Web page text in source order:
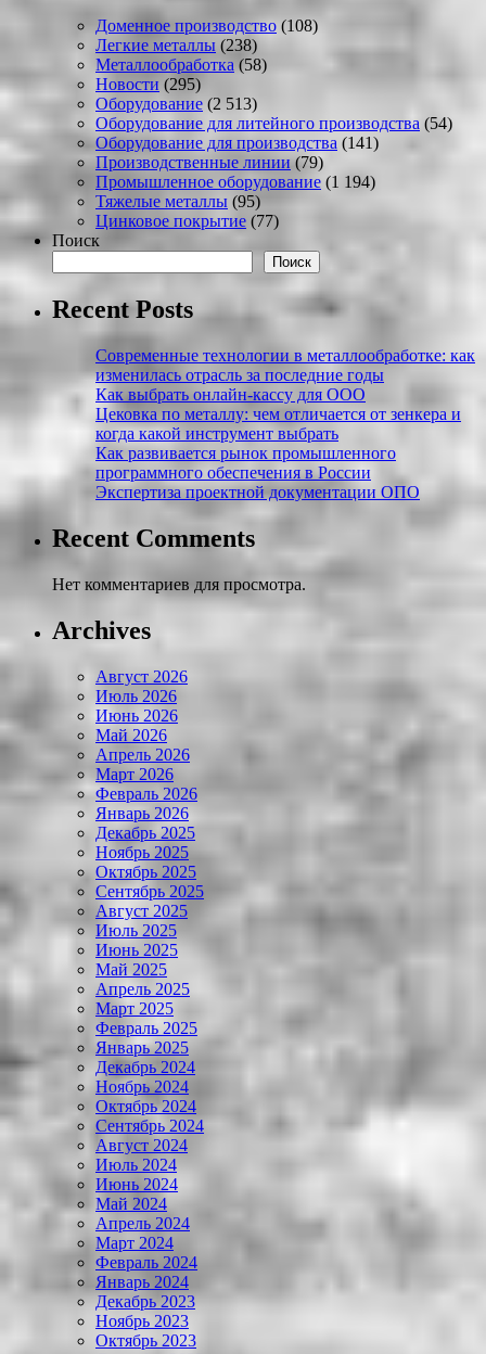
Доменное производство (108)
Легкие металлы (238)
Металлообработка (58)
Новости (295)
Оборудование (2 513)
Оборудование для литейного производства (54)
Оборудование для производства (141)
Производственные линии(79)
Промышленное оборудование (1 194)
Тяжелые металлы (95)
Цинковое покрытие (77)
Поиск
Поиск
Recent Posts
Современные технологии в металлообработке: как
изменилась отрасль за последние годы
Как выбрать онлайн-кассу для ООО
Цековка по металлу: чем отличается от зенкера и
когда какой инструмент выбрать
Как развивается рынок промышленного
программного обеспечения в России
Экспертиза проектной документации ОПО
Recent Comments
Нет комментариев для просмотра.
Archives
Август 2026
Июль 2026
Июнь 2026
Май 2026
Апрель 2026
Март 2026
Февраль 2026
Январь 2026
Декабрь 2025
Ноябрь 2025
Октябрь 2025
Сентябрь 2025
Август 2025
Июль 2025
Июнь 2025
Май 2025
Апрель 2025
Март 2025
Февраль 2025
Январь 2025
Декабрь 2024
Ноябрь 2024
Октябрь 2024
Сентябрь 2024
Август 2024
Июль 2024
Июнь 2024
Май 2024
Апрель 2024
Март 2024
Февраль 2024
Январь 2024
Декабрь 2023
Ноябрь 2023
Октябрь 2023